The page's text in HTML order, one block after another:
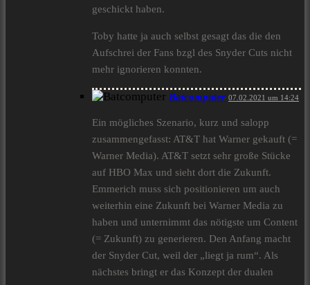
geschickt haben.
Toby hatte ja auch selbst gesagt das die den
Aufschrei der Fans bzgl des Snyder Cuts nicht
mehr ignorieren konnten.
Batcomputer 07.02.2021 um 14:24
Ein mögliches Szenario, kurz und salopp
zusammengefasst: AT&T hat Warner gekauft (=
Warner Media). AT&T setzt sehr große Stücke
auf HBO Max und sieht dort die Zukunft.
Emmerich muss sich positionieren um auch
weiterhin eine Zukunft bei Warner Media zu
haben und unternimmt das nötigste um Content
(= Zukunft) zu generieren. Den Anfang macht
der Snyder Cut, weil der „liegt ja rum“. Als
nächstes bringt er das Konzept der dualen